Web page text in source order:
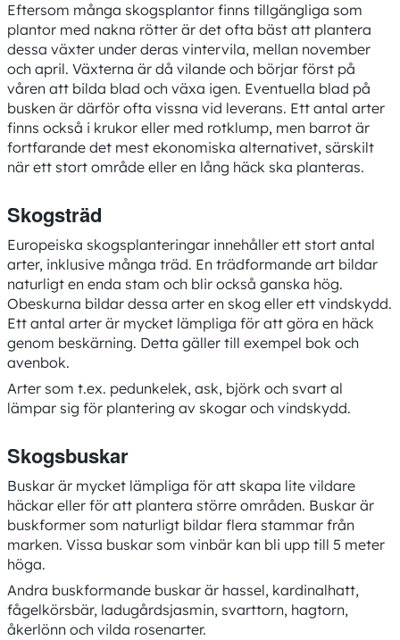
Eftersom många skogsplantor finns tillgängliga som
plantor med nakna rötter är det ofta bäst att plantera
dessa växter under deras vintervila, mellan november
och april. Växterna är då vilande och börjar först på
våren att bilda blad och växa igen. Eventuella blad på
busken är därför ofta vissna vid leverans. Ett antal arter
finns också i krukor eller med rotklump, men barrot är
fortfarande det mest ekonomiska alternativet, särskilt
när ett stort område eller en lång häck ska planteras.
Skogsträd
Europeiska skogsplanteringar innehåller ett stort antal
arter, inklusive många träd. En trädformande art bildar
naturligt en enda stam och blir också ganska hög.
Obeskurna bildar dessa arter en skog eller ett vindskydd.
Ett antal arter är mycket lämpliga för att göra en häck
genom beskärning. Detta gäller till exempel bok och
avenbok.
Arter som t.ex. pedunkelek, ask, björk och svart al
lämpar sig för plantering av skogar och vindskydd.
Skogsbuskar
Buskar är mycket lämpliga för att skapa lite vildare
häckar eller för att plantera större områden. Buskar är
buskformer som naturligt bildar flera stammar från
marken. Vissa buskar som vinbär kan bli upp till 5 meter
höga.
Andra buskformande buskar är hassel, kardinalhatt,
fågelkörsbär, ladugårdsjasmin, svarttorn, hagtorn,
åkerlönn och vilda rosenarter.